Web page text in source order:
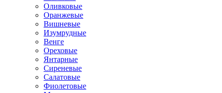
Оливковые
Оранжевые
Вишневые
Изумрудные
Венге
Ореховые
Янтарные
Сиреневые
Салатовые
Фиолетовые